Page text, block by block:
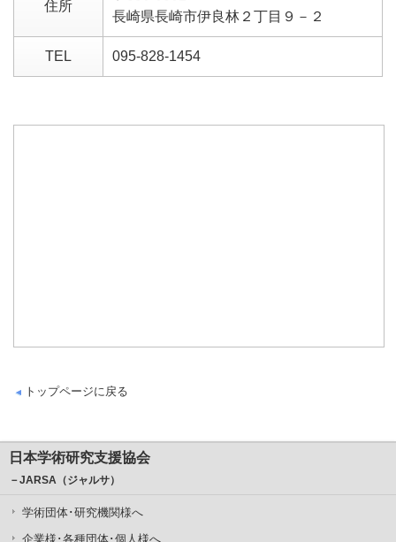
住所
長崎県長崎市伊良林２丁目９－２
TEL 095-828-1454
トップページに戻る
日本学術研究支援協会
－JARSA（ジャルサ）
学術団体･研究機関様へ
企業様･各種団体･個人様へ